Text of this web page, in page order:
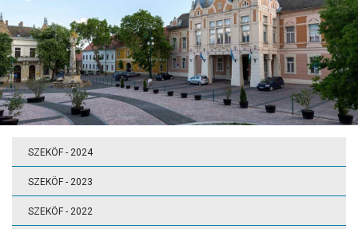
SZEKÖF - 2024
SZEKÖF - 2023
SZEKÖF - 2022